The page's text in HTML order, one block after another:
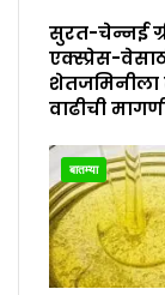
सुरत-चेन्नई
एक्स्प्रेस-
वाढीची
बातम्या